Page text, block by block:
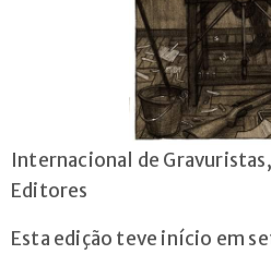
geral@arvorecoop.pt
Internacional de
Editores
Esta edição teve início em